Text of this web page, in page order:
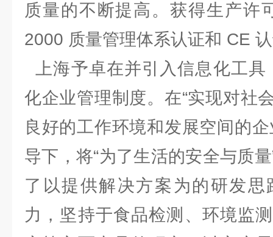
质量的不断提高。获得生产许
2000 质量管理体系认证和
上海予卓在并引入信息化工具
化企业管理制度。在“实现对社
良好的工作环境和发展空间的
导下，将“为了生活的安全与质
了以提供解决方案为的研发
力，坚持于食品检测、环境监